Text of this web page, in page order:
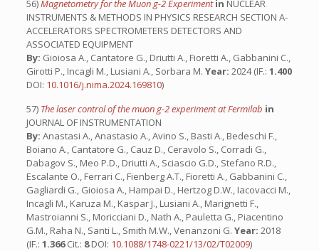
56)Magnetometry for the Muon g-2 Experimentin NUCLEAR
INSTRUMENTS & METHODS IN PHYSICS RESEARCH SECTION A-
ACCELERATORS SPECTROMETERS DETECTORS AND
ASSOCIATED EQUIPMENT
By: Gioiosa A., Cantatore G., Driutti A., Fioretti A., Gabbanini C.,
Girotti P., Incagli M., Lusiani A., Sorbara M. Year: 2024 (IF.: 1.400
DOI: 10.1016/j.nima.2024.169810)
57) The laser control of the muon g-2 experiment at Fermilab in
JOURNAL OF INSTRUMENTATION
By: Anastasi A., Anastasio A., Avino S., Basti A., Bedeschi F.,
Boiano A., Cantatore G., Cauz D., Ceravolo S., Corradi G.,
Dabagov S., Meo P.D., Driutti A., Sciascio G.D., Stefano R.D.,
Escalante O., Ferrari C., Fienberg A.T., Fioretti A., Gabbanini C.,
Gagliardi G., Gioiosa A., Hampai D., Hertzog D.W., Iacovacci M.,
Incagli M., Karuza M., Kaspar J., Lusiani A., Marignetti F.,
Mastroianni S., Moricciani D., Nath A., Pauletta G., Piacentino
G.M., Raha N., Santi L., Smith M.W., Venanzoni G. Year: 2018
(IF.: 1.366Cit.: 8DOI: 10.1088/1748-0221/13/02/T02009)